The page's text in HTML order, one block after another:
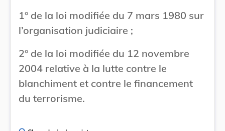
1° de la loi modifiée du 7 mars 1980 sur
l’organisation judiciaire ;
2° de la loi modifiée du 12 novembre
2004 relative à la lutte contre le
blanchiment et contre le financement
du terrorisme.